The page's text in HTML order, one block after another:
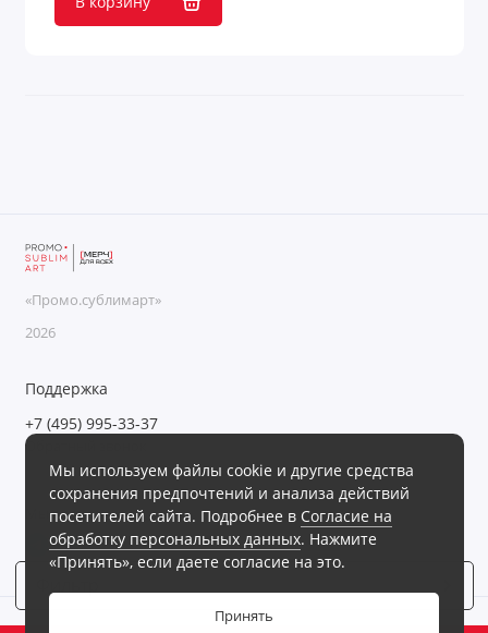
Мы используем файлы cookie и другие средства
сохранения предпочтений и анализа действий
посетителей сайта. Подробнее в Согласие на
обработку персональных данных. Нажмите
«Принять», если даете согласие на это.
Принять
«Промо.сублимарт»
2026
Поддержка
+7 (495) 995-33-37
Обратный звонок
Пн-Пт с 09:00 до 18:00, Сб-Вс выходные
Мы в сети